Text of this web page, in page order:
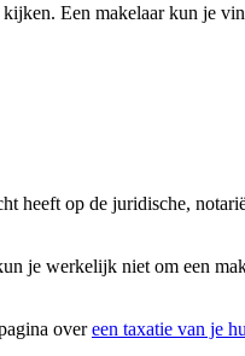
Een makelaar kun je
heeft op de juridische,
je werkelijk niet om een
overeen taxatie van je